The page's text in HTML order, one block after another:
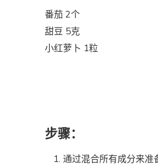
番茄 2个
甜豆 5克
小红萝卜 1粒
步骤：
通过混合所有成分来准